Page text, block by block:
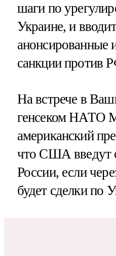
шаги по
Украине, и
анонсированные
санкции против
На встрече в
генсеком НАТО
американский
что США введут
России, если
будет сделки по